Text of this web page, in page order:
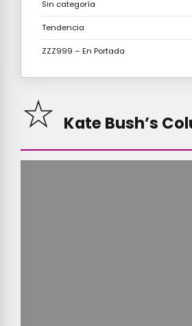
Sin categoría
Tendencia
ZZZ999 – En Portada
Kate Bush’s